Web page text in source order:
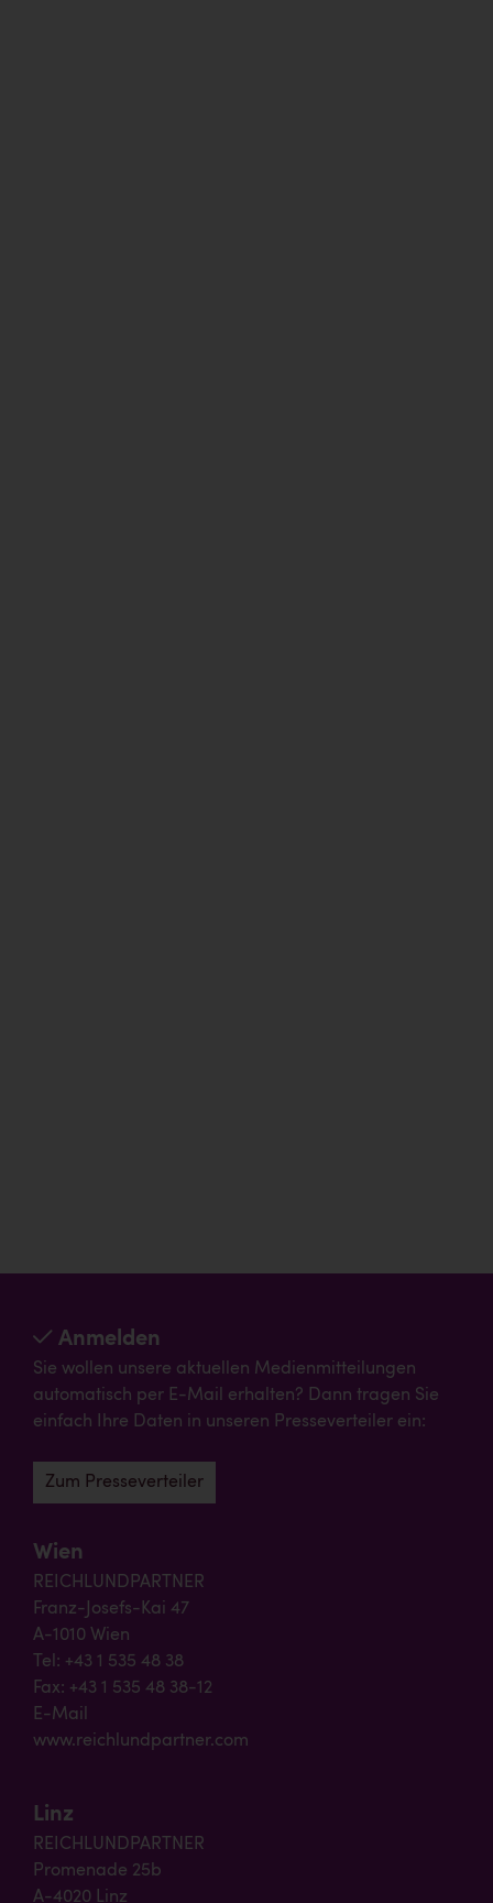
Anmelden
Sie wollen unsere aktuellen Medienmitteilungen
automatisch per E-Mail erhalten? Dann tragen Sie
einfach Ihre Daten in unseren Presseverteiler ein:
Zum Presseverteiler
Wien
REICHLUNDPARTNER
Franz-Josefs-Kai 47
A-1010 Wien
Tel: +43 1 535 48 38
Fax: +43 1 535 48 38-12
E-Mail
www.reichlundpartner.com
Linz
REICHLUNDPARTNER
Promenade 25b
A-4020 Linz